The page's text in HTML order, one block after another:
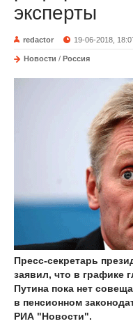
эксперты
redactor 19-06-2018,
Новости / Россия
Пресс-секретарь
заявил, что в графике
Путина пока нет
в пенсионном
РИА "Новости".